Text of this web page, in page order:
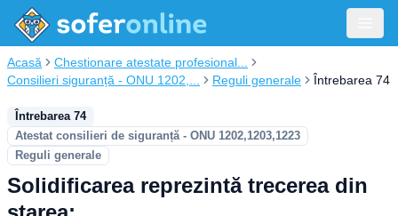
Acasă
Chestionare atestate profesional...
Consilieri siguranță - ONU 1202,...
Reguli generale Întrebarea 74
Întrebarea 74
Atestat consilieri de siguranță - ONU 1202,1203,1223
Reguli generale
Solidificarea reprezintă trecerea din